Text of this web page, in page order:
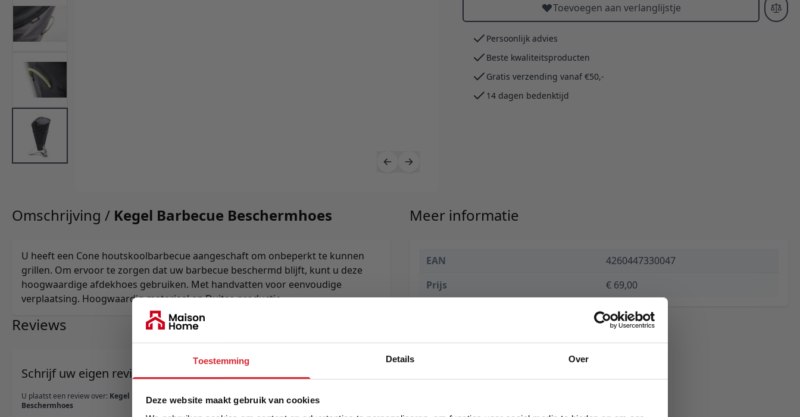
Toestemming Details Over
Deze website maakt gebruik van cookies
Toevoegen aan verlanglijstje
Persoonlijk advies
Beste kwaliteitsproducten
Gratis verzending vanaf €50,-
14 dagen bedenktijd
Omschrijving / Kegel Barbecue Beschermhoes
U heeft een Cone houtskoolbarbecue aangeschaft om onbeperkt te kunnen
grillen. Om ervoor te zorgen dat uw barbecue beschermd blijft, kunt u deze
hoogwaardige afdekhoes gebruiken. Met handvatten voor eenvoudige
verplaatsing. Hoogwaardig materiaal en Duitse productie.
Reviews
Schrijf uw eigen review
U plaatst een review over: Kegel Barbecue
Beschermhoes
Meer informatie
EAN
4260447330047
Prijs
€ 69,00